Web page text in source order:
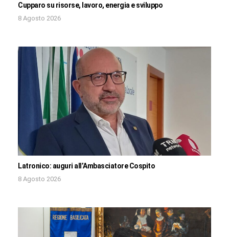
Cupparo su risorse, lavoro, energia e sviluppo
8 Agosto 2026
Latronico: auguri all’Ambasciatore Cospito
8 Agosto 2026